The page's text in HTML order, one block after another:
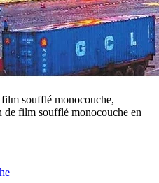
soufflé monocouche,
de film soufflé monocouche en